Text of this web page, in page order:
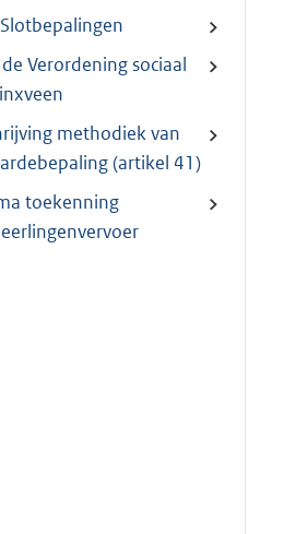
Verordening sociaal
methodiek van
(artikel 41)
toekenning